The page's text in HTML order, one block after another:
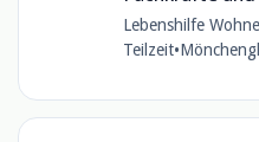
Lebenshilfe
Teilzeit•